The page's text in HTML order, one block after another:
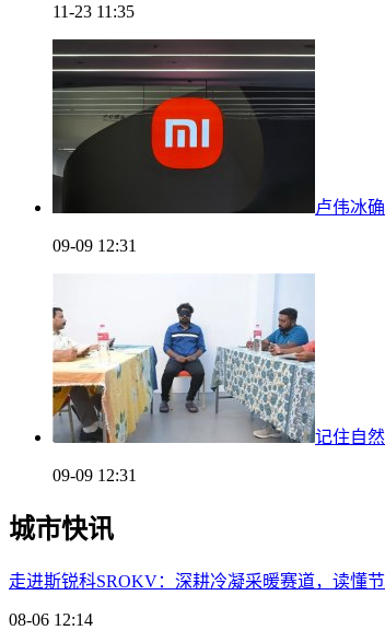
11-23 11:35
卢伟冰
09-09 12:31
记住自
09-09 12:31
城市快讯
走进斯锐科SROKV：深耕冷凝采暖赛道，读懂
08-06 12:14